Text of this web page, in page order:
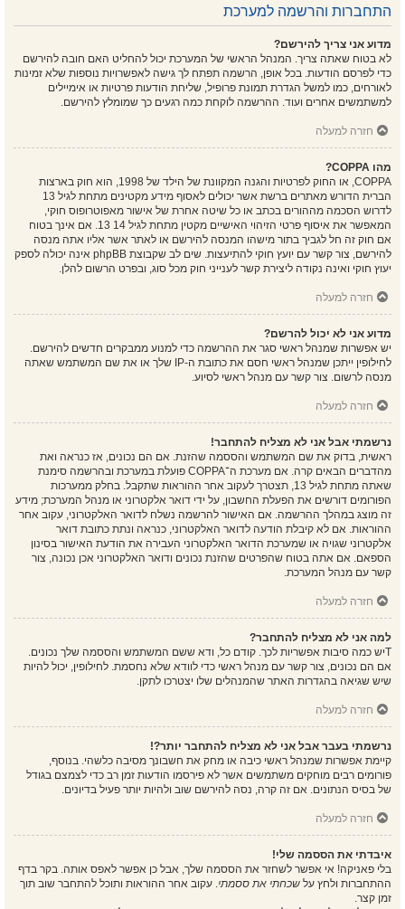
התחברות והרשמה למערכת
מדוע אני צריך להירשם?
לא בטוח שאתה צריך. המנהל הראשי של המערכת יכול להחליט האם חובה להירשם
כדי לפרסם הודעות. בכל אופן, הרשמה תפתח לך גישה לאפשרויות נוספות שלא זמינות
לאורחים, כמו למשל הגדרת תמונת פרופיל, שליחת הודעות פרטיות או אימיילים
למשתמשים אחרים ועוד. ההרשמה לוקחת כמה רגעים כך שמומלץ להירשם.
חזרה למעלה
מהו COPPA?
COPPA, או החוק לפרטיות והגנה המקוונת של הילד של 1998, הוא חוק בארצות
הברית הדורש מאתרים ברשת אשר יכולים לאסוף מידע מקטינים מתחת לגיל 13
לדרוש הסכמה מההורים בכתב או כל שיטה אחרת של אישור מאפוטרופוס חוקי,
המאפשר את איסוף פרטי הזיהוי האישיים מקטין מתחת לגיל 14 13. אם אינך בטוח
אם חוק זה חל לגביך בתור מישהו המנסה להירשם או לאתר אשר אליו אתה מנסה
להירשם, צור קשר עם יועץ חוקי להתיעצות. שים לב שקבוצת phpBB אינה יכולה לספק
יעוץ חוקי ואינה נקודה ליצירת קשר לענייני חוק מכל סוג, ובפרט הרשום להלן.
חזרה למעלה
מדוע אני לא יכול להרשם?
יש אפשרות שמנהל ראשי סגר את ההרשמה כדי למנוע ממבקרים חדשים להירשם.
לחילופין ייתכן שמנהל ראשי חסם את כתובת ה-IP שלך או את שם המשתמש שאתה
מנסה לרשום. צור קשר עם מנהל ראשי לסיוע.
חזרה למעלה
נרשמתי אבל אני לא מצליח להתחבר!
ראשית, בדוק את שם המשתמש והססמה שהזנת. אם הם נכונים, אז כנראה ואת
מהדברים הבאים קרה. אם מערכת ה־COPPA פועלת במערכת ובהרשמה סימנת
שאתה מתחת לגיל 13, תצטרך לעקוב אחר ההוראות שתקבל. בחלק ממערכות
הפורומים דורשים את הפעלת החשבון, על ידי דואר אלקטרוני או מנהל המערכת; מידע
זה מוצג במהלך ההרשמה. אם האישור להרשמה נשלח לדואר האלקטרוני, עקוב אחר
ההוראות. אם לא קיבלת הודעה לדואר האלקטרוני, כנראה ונתת כתובת דואר
אלקטרוני שגויה או שמערכת הדואר האלקטרוני העבירה את הודעת האישור בסינון
הספאם. אם אתה בטוח שהפרטים שהזנת נכונים ודואר האלקטרוני אכן נכונה, צור
קשר עם מנהל המערכת.
חזרה למעלה
למה אני לא מצליח להתחבר?
Tיש כמה סיבות אפשריות לכך. קודם כל, ודא ששם המשתמש והססמה שלך נכונים.
אם הם נכונים, צור קשר עם מנהל ראשי כדי לוודא שלא נחסמת. לחילופין, יכול להיות
שיש שגיאה בהגדרות האתר שהמנהלים שלו יצטרכו לתקן.
חזרה למעלה
נרשמתי בעבר אבל אני לא מצליח להתחבר יותר?!
קיימת אפשרות שמנהל ראשי כיבה או מחק את חשבונך מסיבה כלשהי. בנוסף,
פורומים רבים מוחקים משתמשים אשר לא פירסמו הודעות זמן רב כדי לצמצם בגודל
של בסיס הנתונים. אם זה קרה, נסה להירשם שוב ולהיות יותר פעיל בדיונים.
חזרה למעלה
איבדתי את הססמה שלי!
בלי פאניקה! אי אפשר לשחזר את הססמה שלך, אבל כן אפשר לאפס אותה. בקר בדף
ההתחברות ולחץ על שכחתי את ססמתי. עקוב אחר ההוראות ותוכל להתחבר שוב תוך
זמן קצר.